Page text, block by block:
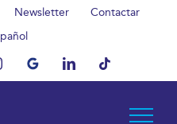
Newsletter
Contactar
InstagramMyBusinessLinkedInTiktok